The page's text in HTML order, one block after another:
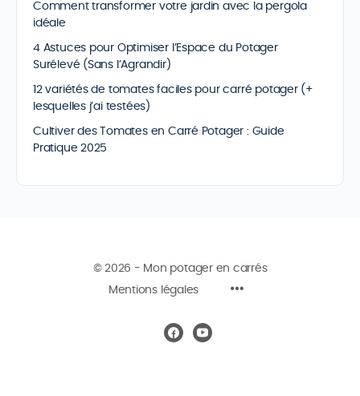
Comment transformer votre jardin avec la pergola
idéale
4 Astuces pour Optimiser l’Espace du Potager
Surélevé (Sans l’Agrandir)
12 variétés de tomates faciles pour carré potager (+
lesquelles j’ai testées)
Cultiver des Tomates en Carré Potager : Guide
Pratique 2025
© 2026 - Mon potager en carrés
Mentions légales